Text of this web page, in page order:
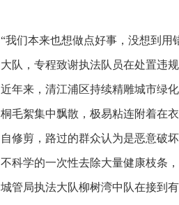
“我们本来也想做点好事，没想到用
大队，专程致谢执法队员在处置违
近年来，清江浦区持续精雕城市绿
桐毛絮集中飘散，极易粘连附着在
自修剪，路过的群众认为是恶意破
不科学的一次性去除大量健康枝条
城管局执法大队柳树湾中队在接到